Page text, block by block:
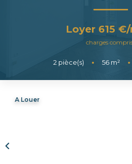
NOTRE
Loyer 615
charges
2 pièce(s) • 56m² •
A Louer